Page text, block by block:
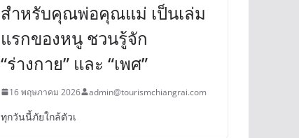
สำหรับคุณพ่อคุณแม่ เป็นเล่ม
แรกของหนู ชวนรู้จัก
“ร่างกาย” และ “เพศ”
16 พฤษภาคม 2026 admin@tourismchiangrai.com
ทุกวันนี้ภัยใกล้ตัวเ